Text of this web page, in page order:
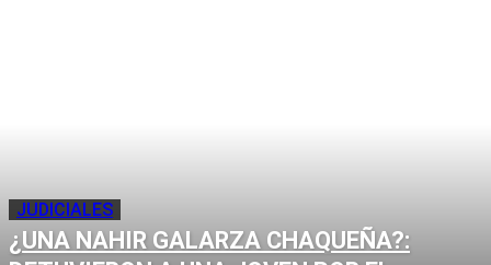
JUDICIALES
¿UNA NAHIR GALARZA CHAQUEÑA?: